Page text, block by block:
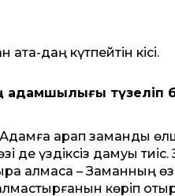
атақ-даңқ күтпейтін кісі.
түзеліп
қарап заманды
де үздіксіз дамуы
алмаса – Заманның
көріп